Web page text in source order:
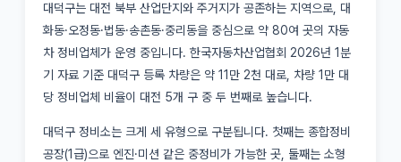
대덕구는 대전 북부 산업단지와 주거지가 공존하는 지역으로, 대
화동·오정동·법동·송촌동·중리동을 중심으로 약 80여 곳의 자동
차 정비업체가 운영 중입니다. 한국자동차산업협회 2026년 1분
기 자료 기준 대덕구 등록 차량은 약 11만 2천 대로, 차량 1만 대
당 정비업체 비율이 대전 5개 구 중 두 번째로 높습니다.
대덕구 정비소는 크게 세 유형으로 구분됩니다. 첫째는 종합정비
공장(1급)으로 엔진·미션 같은 중정비가 가능한 곳, 둘째는 소형